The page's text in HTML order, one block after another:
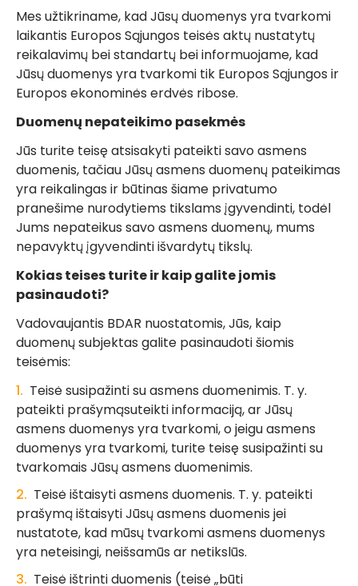
Mes užtikriname, kad Jūsų duomenys yra tvarkomi
laikantis Europos Sąjungos teisės aktų nustatytų
reikalavimų bei standartų bei informuojame, kad
Jūsų duomenys yra tvarkomi tik Europos Sąjungos ir
Europos ekonominės erdvės ribose.
Duomenų nepateikimo pasekmės
Jūs turite teisę atsisakyti pateikti savo asmens
duomenis, tačiau Jūsų asmens duomenų pateikimas
yra reikalingas ir būtinas šiame privatumo
pranešime nurodytiems tikslams įgyvendinti, todėl
Jums nepateikus savo asmens duomenų, mums
nepavyktų įgyvendinti išvardytų tikslų.
Kokias teises turite ir kaip galite jomis
pasinaudoti?
Vadovaujantis BDAR nuostatomis, Jūs, kaip
duomenų subjektas galite pasinaudoti šiomis
teisėmis:
Teisė susipažinti su asmens duomenimis. T. y.
pateikti prašymąsuteikti informaciją, ar Jūsų
asmens duomenys yra tvarkomi, o jeigu asmens
duomenys yra tvarkomi, turite teisę susipažinti su
tvarkomais Jūsų asmens duomenimis.
Teisė ištaisyti asmens duomenis. T. y. pateikti
prašymą ištaisyti Jūsų asmens duomenis jei
nustatote, kad mūsų tvarkomi asmens duomenys
yra neteisingi, neišsamūs ar netikslūs.
Teisė ištrinti duomenis (teisė „būti